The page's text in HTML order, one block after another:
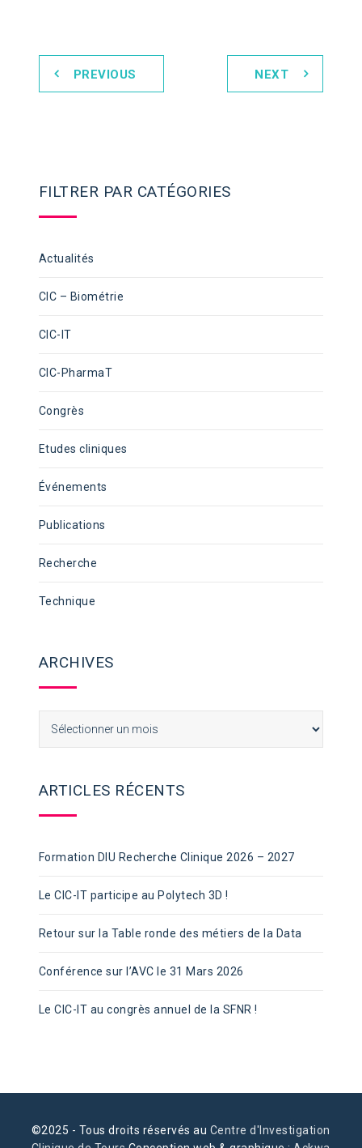
PREVIOUS NEXT
FILTRER PAR CATÉGORIES
Actualités
CIC – Biométrie
CIC-IT
CIC-PharmaT
Congrès
Etudes cliniques
Événements
Publications
Recherche
Technique
ARCHIVES
ARTICLES RÉCENTS
Formation DIU Recherche Clinique 2026 – 2027
Le CIC-IT participe au Polytech 3D !
Retour sur la Table ronde des métiers de la Data
Conférence sur l’AVC le 31 Mars 2026
Le CIC-IT au congrès annuel de la SFNR !
©2025 - Tous droits réservés au Centre d'Investigation